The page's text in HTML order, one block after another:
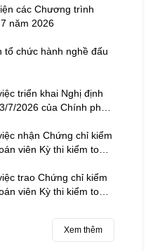
các Chương trình
Kỳ tháng 7 năm 2026
tổ chức hành nghề đấu
triển khai Nghị định
7/2026 của Chính phủ
nhận Chứng chỉ kiểm
viên Kỳ thi kiểm toán
trao Chứng chỉ kiểm
viên Kỳ thi kiểm toán
Xem thêm